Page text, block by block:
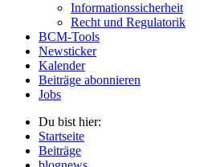
Informationssicherheit
Recht und Regulatorik
BCM-Tools
Newsticker
Kalender
Beiträge abonnieren
Jobs
Du bist hier:
Startseite
Beiträge